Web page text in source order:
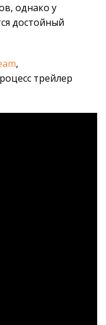
однако у
достойный
,
трейлер